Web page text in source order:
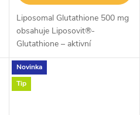
Liposomal Glutathione 500 mg
obsahuje Liposovit®-
Glutathione – aktivní
redukovaný glutathion v
moderní liposomální formě.
Díky technologii suchých
Novinka
Tip